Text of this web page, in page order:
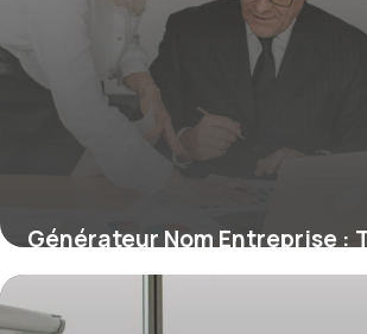
Générateur Nom Entreprise :
20 mai 2026